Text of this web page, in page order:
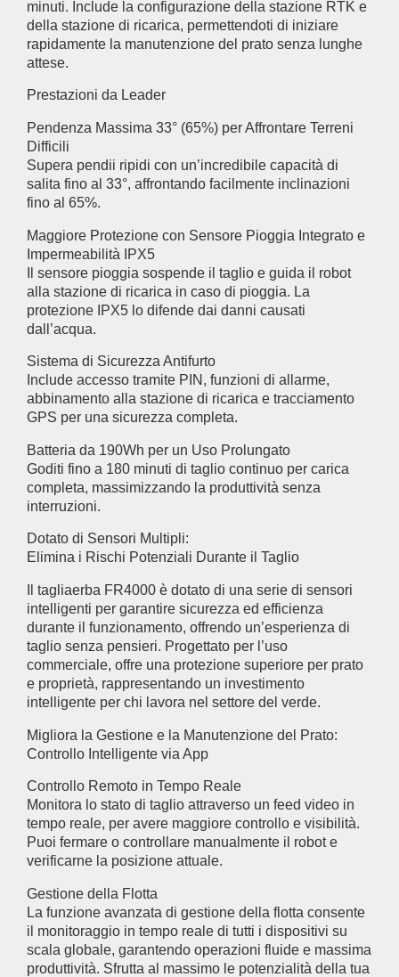
minuti. Include la configurazione della stazione RTK e
della stazione di ricarica, permettendoti di iniziare
rapidamente la manutenzione del prato senza lunghe
attese.
Prestazioni da Leader
Pendenza Massima 33° (65%) per Affrontare Terreni
Difficili
Supera pendii ripidi con un’incredibile capacità di
salita fino al 33°, affrontando facilmente inclinazioni
fino al 65%.
Maggiore Protezione con Sensore Pioggia Integrato e
Impermeabilità IPX5
Il sensore pioggia sospende il taglio e guida il robot
alla stazione di ricarica in caso di pioggia. La
protezione IPX5 lo difende dai danni causati
dall’acqua.
Sistema di Sicurezza Antifurto
Include accesso tramite PIN, funzioni di allarme,
abbinamento alla stazione di ricarica e tracciamento
GPS per una sicurezza completa.
Batteria da 190Wh per un Uso Prolungato
Goditi fino a 180 minuti di taglio continuo per carica
completa, massimizzando la produttività senza
interruzioni.
Dotato di Sensori Multipli:
Elimina i Rischi Potenziali Durante il Taglio
Il tagliaerba FR4000 è dotato di una serie di sensori
intelligenti per garantire sicurezza ed efficienza
durante il funzionamento, offrendo un’esperienza di
taglio senza pensieri. Progettato per l’uso
commerciale, offre una protezione superiore per prato
e proprietà, rappresentando un investimento
intelligente per chi lavora nel settore del verde.
Migliora la Gestione e la Manutenzione del Prato:
Controllo Intelligente via App
Controllo Remoto in Tempo Reale
Monitora lo stato di taglio attraverso un feed video in
tempo reale, per avere maggiore controllo e visibilità.
Puoi fermare o controllare manualmente il robot e
verificarne la posizione attuale.
Gestione della Flotta
La funzione avanzata di gestione della flotta consente
il monitoraggio in tempo reale di tutti i dispositivi su
scala globale, garantendo operazioni fluide e massima
produttività. Sfrutta al massimo le potenzialità della tua